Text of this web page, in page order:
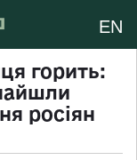
EN
горить:
росіян